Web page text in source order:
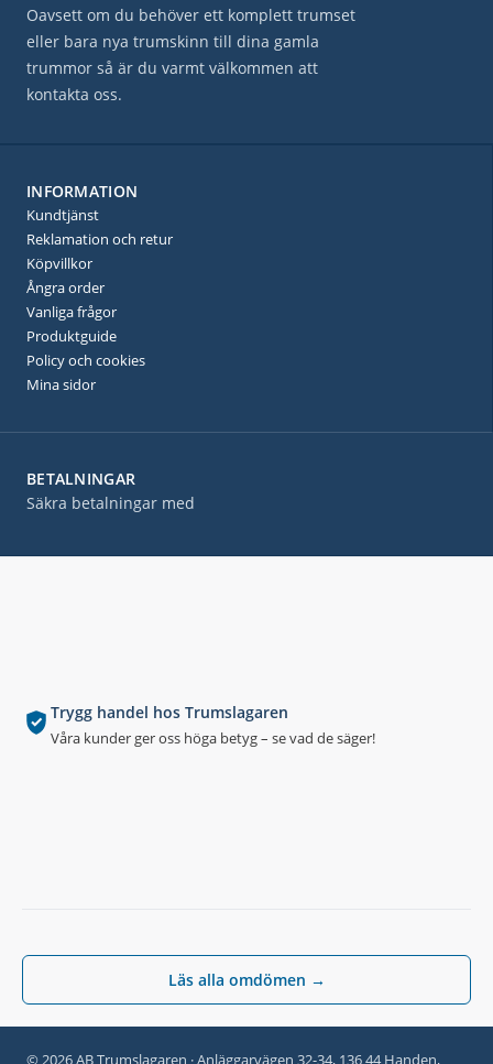
© 2026 AB Trumslagaren · Anläggarvägen 32-34, 136 44 Handen,
Trygg handel hos Trumslagaren
Våra kunder ger oss höga betyg – se vad de säger!
Läs alla omdömen →
BETALNINGAR
Säkra betalningar med
Oavsett om du behöver ett komplett trumset
eller bara nya trumskinn till dina gamla
trummor så är du varmt välkommen att
kontakta oss.
INFORMATION
Kundtjänst
Reklamation och retur
Köpvillkor
Ångra order
Vanliga frågor
Produktguide
Policy och cookies
Mina sidor